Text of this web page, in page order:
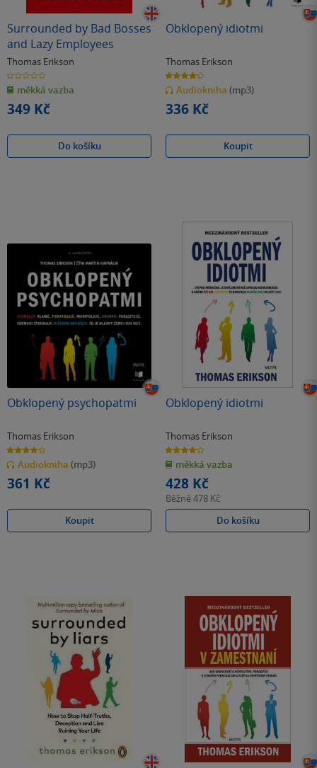
Surrounded by Bad Bosses
and Lazy Employees
Thomas Erikson
0.0
z
5
hvězdiček
měkká vazba
349 Kč
Do košíku
Obklopený idiotmi
Thomas Erikson
4.2
z
5
hvězdiček
Audiokniha (mp3)
336 Kč
Koupit
Obklopený psychopatmi
Thomas Erikson
4.0
z
5
hvězdiček
Audiokniha (mp3)
361 Kč
Koupit
Obklopený idiotmi
Thomas Erikson
4.2
z
5
hvězdiček
měkká vazba
428 Kč
Běžně478 Kč
Do košíku